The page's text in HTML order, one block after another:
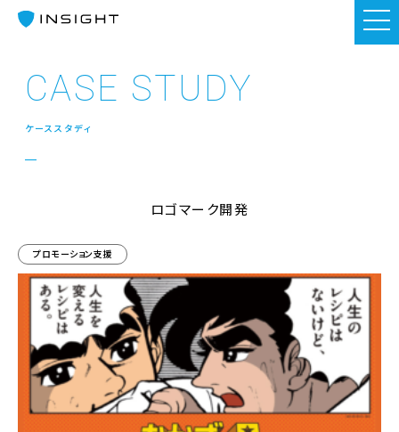
CASE STUDY
ケーススタディ
ロゴマーク開発
プロモーション支援